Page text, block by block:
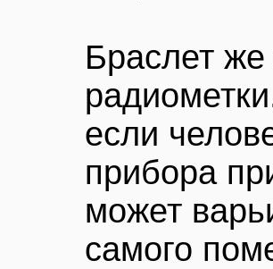
Браслет
если
прибора
может
самого